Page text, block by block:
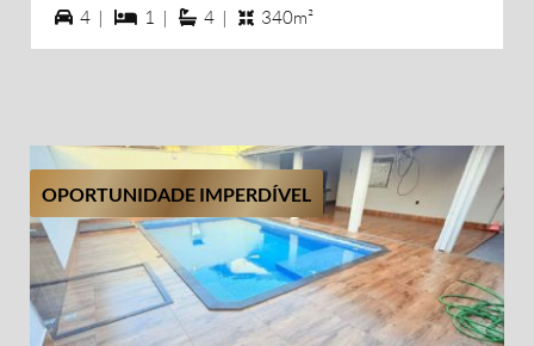
4 vagas na garagem
4 | 1 dormiórios
1 | 4 suítes
4 | 340m²
OPORTUNIDADE IMPERDÍVEL